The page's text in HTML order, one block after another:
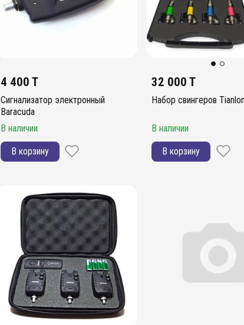
4 400 T
Сигнализатор электронный
Baracuda
В наличии
В корзину
32 000 T
Набор свингеров
В наличии
В корзину